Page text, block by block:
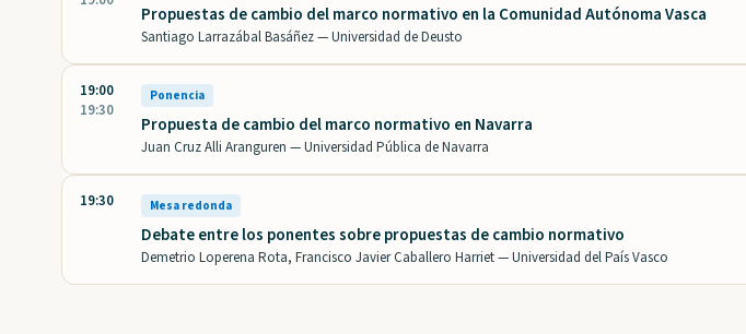
Propuestas de cambio del marco normativo en la Comunidad Autónoma Vasca
Santiago Larrazábal Basáñez —Universidad de Deusto
19:00
19:30
Ponencia
Propuesta de cambio del marco normativo en Navarra
Juan Cruz Alli Aranguren —Universidad Pública de Navarra
19:30 Mesa redonda
Debate entre los ponentes sobre propuestas de cambio normativo
Demetrio Loperena Rota, Francisco Javier Caballero Harriet —Universidad del País Vasco